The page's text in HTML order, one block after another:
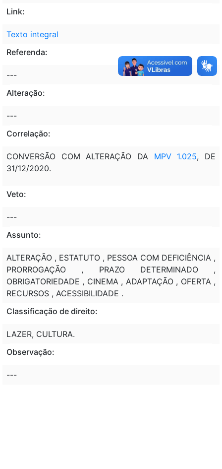
Link:
Texto integral
Referenda:
---
Alteração:
---
Correlação:
CONVERSÃO COM ALTERAÇÃO DA MPV 1.025, DE
31/12/2020.
Veto:
---
Assunto:
ALTERAÇÃO , ESTATUTO , PESSOA COM DEFICIÊNCIA ,
PRORROGAÇÃO , PRAZO DETERMINADO ,
OBRIGATORIEDADE , CINEMA , ADAPTAÇÃO , OFERTA ,
RECURSOS , ACESSIBILIDADE .
Classificação de direito:
LAZER, CULTURA.
Observação:
---